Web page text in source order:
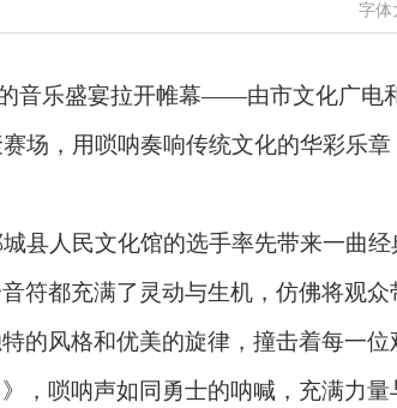
字体
乐盛宴拉开帷幕——由市文化广电
场，用唢呐奏响传统文化的华彩乐
人民文化馆的选手率先带来一曲经
符都充满了灵动与生机，仿佛将观
的风格和优美的旋律，撞击着每一
，唢呐声如同勇士的呐喊，充满力